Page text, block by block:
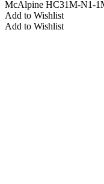
McAlpine HC31M-N1-
Add to Wishlist
Add to Wishlist